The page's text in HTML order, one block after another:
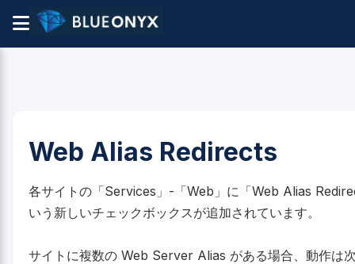
Web Alias Redirects
各サイトの「Services」-「Web」に「Web Alias
いう新しいチェックボックスが追加されています。
サイトに複数の Web Server Alias がある場合、動作は